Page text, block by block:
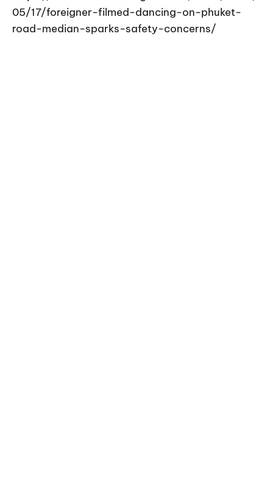
05/17/foreigner-filmed-dancing-on-phuket-
road-median-sparks-safety-concerns/